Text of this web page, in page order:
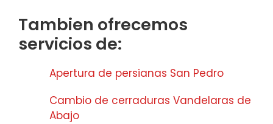
Tambien ofrecemos
servicios de:
Apertura de persianas San Pedro
Cambio de cerraduras Vandelaras de
Abajo